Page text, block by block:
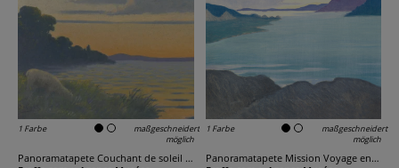
1 Farbe
maßgeschneidert
möglich
Panoramatapete Couchant de soleil sur l'Allier
1 Farbe
maßgeschneidert
möglich
Panoramatapete Mission Voyage en Pirogue